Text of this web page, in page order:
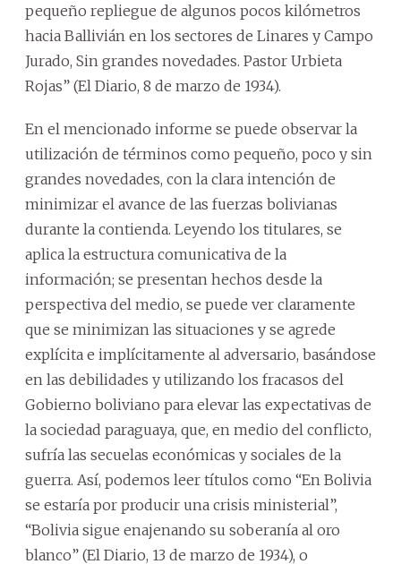
pequeño repliegue de algunos pocos kilómetros
hacia Ballivián en los sectores de Linares y Campo
Jurado, Sin grandes novedades. Pastor Urbieta
Rojas” (El Diario, 8 de marzo de 1934).
En el mencionado informe se puede observar la
utilización de términos como pequeño, poco y sin
grandes novedades, con la clara intención de
minimizar el avance de las fuerzas bolivianas
durante la contienda. Leyendo los titulares, se
aplica la estructura comunicativa de la
información; se presentan hechos desde la
perspectiva del medio, se puede ver claramente
que se minimizan las situaciones y se agrede
explícita e implícitamente al adversario, basándose
en las debilidades y utilizando los fracasos del
Gobierno boliviano para elevar las expectativas de
la sociedad paraguaya, que, en medio del conflicto,
sufría las secuelas económicas y sociales de la
guerra. Así, podemos leer títulos como “En Bolivia
se estaría por producir una crisis ministerial”,
“Bolivia sigue enajenando su soberanía al oro
blanco” (El Diario, 13 de marzo de 1934), o